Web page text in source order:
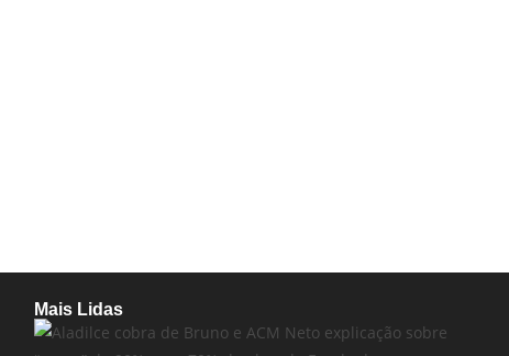
Mais Lidas